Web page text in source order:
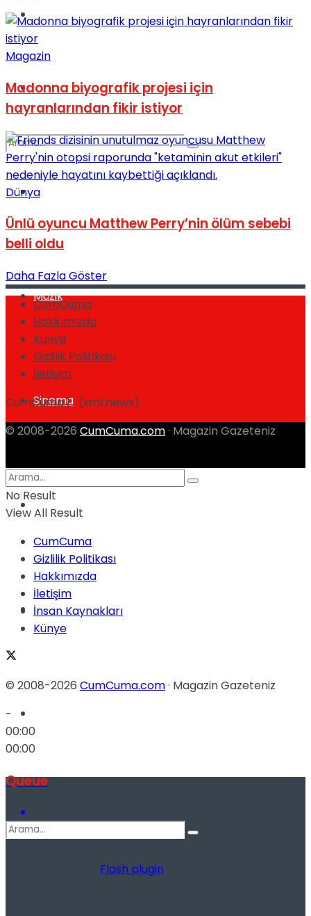
Dünya
Türkiye
Müzik
Sinema
Tatil
Spor
Podcast
No Result
Magazin
Madonna biyografik projesi için
hayranlarından fikir istiyor
Dünya
Ünlü oyuncu Matthew Perry’nin ölüm sebebi
belli oldu
Daha Fazla Göster
CumCuma
Hakkımızda
Künye
Gizlilik Politikası
İletişim
CumCuma | (xml news)
© 2008-2026 CumCuma.com · Magazin Gazeteniz
No Result
View All Result
CumCuma
Gizlilik Politikası
Hakkımızda
İletişim
İnsan Kaynakları
Künye
© 2008-2026 CumCuma.com· Magazin Gazeteniz
-
00:00
00:00
Queue
Flash plugin